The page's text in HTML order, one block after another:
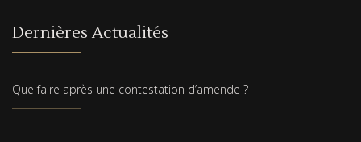
Dernières Actualités
Que faire après une contestation d’amende ?